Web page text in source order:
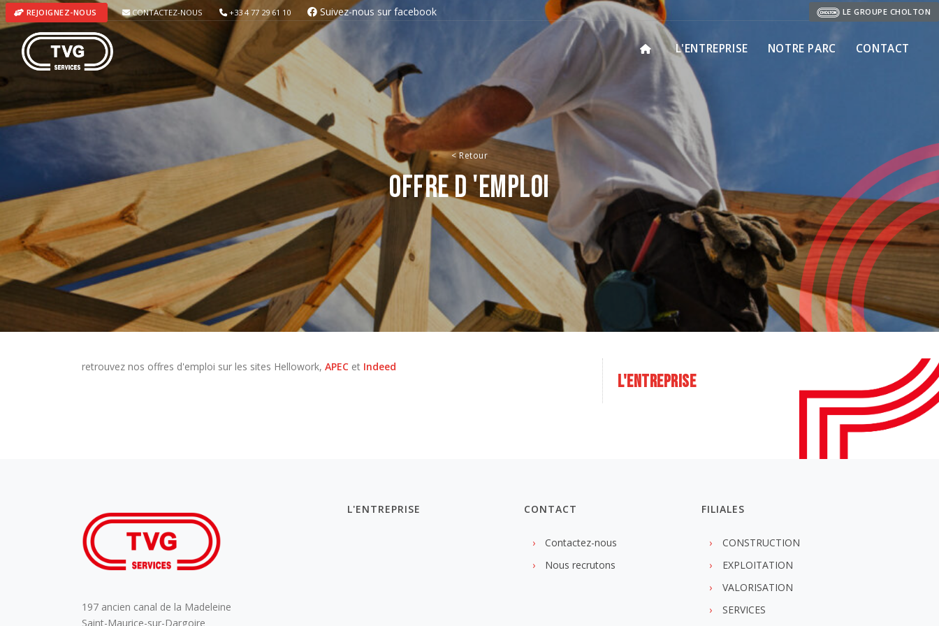
REJOIGNEZ-NOUS CONTACTEZ-NOUS +33 4 77 29 61 10 Suivez-nous sur facebook LE GROUPE CHOLTON
L'ENTREPRISE NOTRE PARC CONTACT
<Retour
Offre d 'emploi
retrouvez nos offres d'emploi sur les sites Hellowork, APEC et Indeed
L'ENTREPRISE
197 ancien canal de la Madeleine
Saint-Maurice-sur-Dargoire
L'ENTREPRISE CONTACT
Contactez-nous
Nous recrutons
FILIALES
CONSTRUCTION
EXPLOITATION
VALORISATION
SERVICES